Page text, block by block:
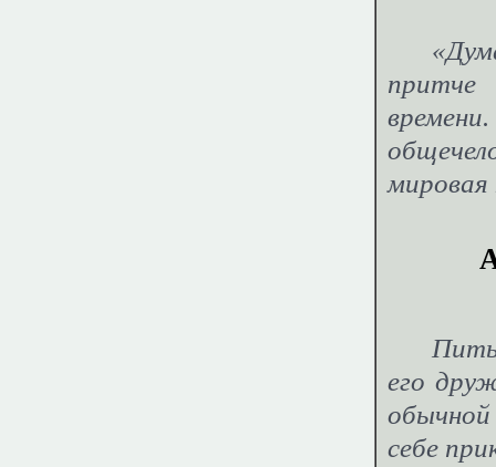
притче
мировая
его
себе